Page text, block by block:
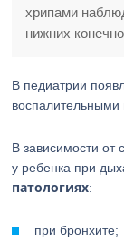
хрипами
нижних
В педиатрии
воспалительными
В зависимости от
у ребенка при
патологиях:
при бронхите;